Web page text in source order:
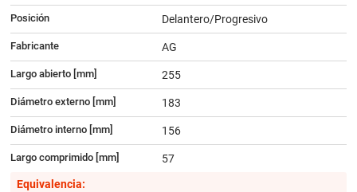
Posición Delantero/Progresivo
Fabricante AG
Largo abierto [mm] 255
Diámetro externo [mm] 183
Diámetro interno [mm] 156
Largo comprimido [mm]
57
Equivalencia: